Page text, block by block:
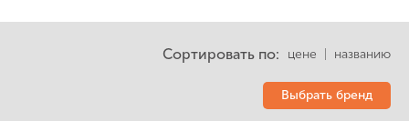
Сортировать по: цене названию
Выбрать бренд